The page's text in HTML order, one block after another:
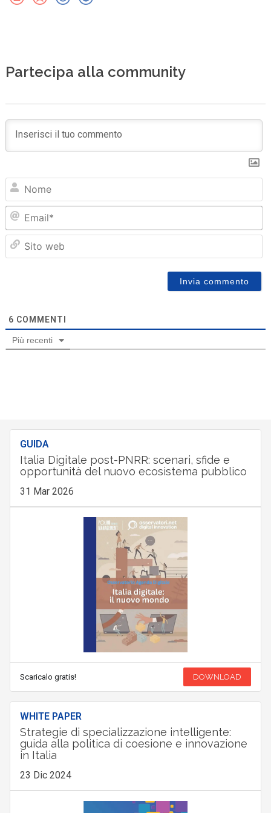
Partecipa alla community
6 COMMENTI
Più recenti
GUIDA
Italia Digitale post-PNRR: scenari, sfide e
opportunità del nuovo ecosistema pubblico
31 Mar 2026
Scaricalo gratis! DOWNLOAD
WHITE PAPER
Strategie di specializzazione intelligente:
guida alla politica di coesione e innovazione
in Italia
23 Dic 2024